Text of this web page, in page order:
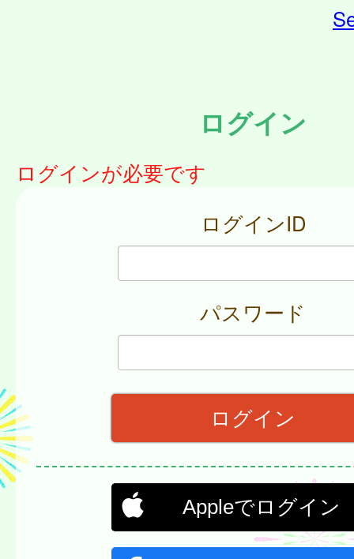
ログイン
ログインが必要です
ログインID
パスワード
Appleでログイン